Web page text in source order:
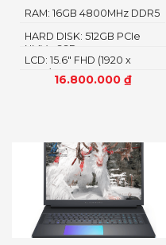
16.800.000 ₫
LCD: 15.6" FHD (1920 x
1080)
HARD DISK: 512GB PCIe
NMVe SSD
RAM: 16GB 4800MHz DDR5